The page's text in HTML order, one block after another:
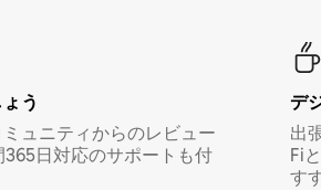
う
ュニティからのレビュー
日対応のサポートも付
デ
出
Fi
す